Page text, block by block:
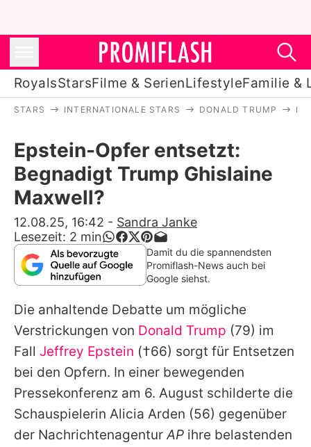
RoyalsStarsFilme & SerienLifestyleFamilie &
Stars
Filme & Serien
Lifestyle
Familie & Liebe
Promiflash Exklusiv
Alle Themen auf Promiflash
Jobs
App runterladen
Team
Redaktionelle Richtlinien
STARS INTERNATIONALE STARS DONALD TRUMP
Epstein-Opfer entsetzt:
Begnadigt Trump Ghislaine
Maxwell?
12.08.25, 16:42 - Sandra Janke
Lesezeit: 2 min
Damit du die spannendsten
Promiflash-News auch bei
Google siehst.
Die anhaltende Debatte um mögliche
Verstrickungen von Donald Trump (79) im
Fall Jeffrey Epstein (†66) sorgt für Entsetzen
bei den Opfern. In einer bewegenden
Pressekonferenz am 6. August schilderte die
Schauspielerin Alicia Arden (56) gegenüber
der NachrichtenagenturAP ihre belastenden